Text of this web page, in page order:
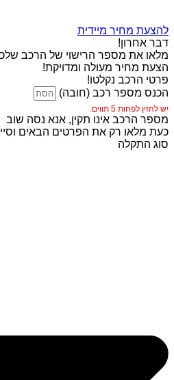
להצעת מחיר מיידית
דבר אחרון!
מלאו את מספר הרישוי של הרכב
הצעת מחיר מעולה ומדויקת!
פרטי הרכב נקלטו!
הכנס מספר רכב (חובה)
יש להזין לפחות 5 תווים.
מספר הרכב אינו תקין, אנא נסה שוב
כעת מלאו רק את הפרטים הבאים
סוג התקלה